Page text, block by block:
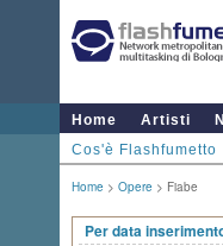
Home Artisti
Cos'è Flashfumetto
Home > Opere > Fiabe
Per data